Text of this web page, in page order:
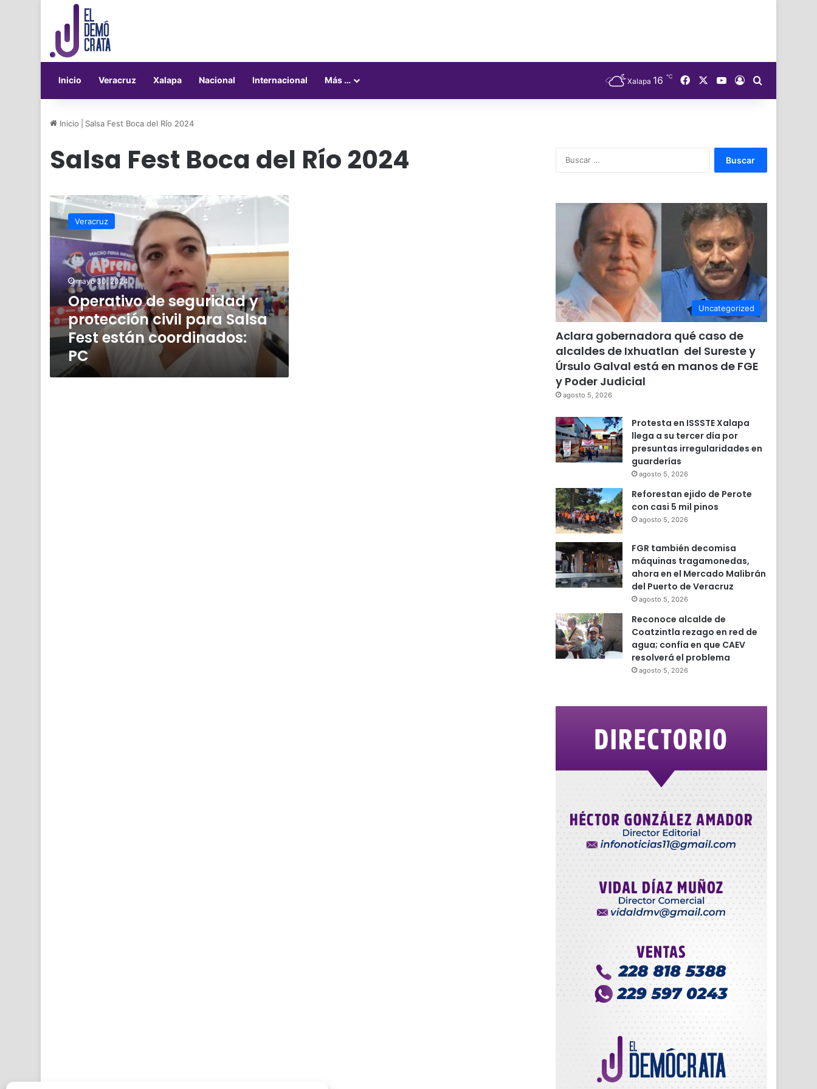
Inicio Veracruz Xalapa Nacional Internacional Más … Xalapa 16 ℃ FacebookYouTube
Acceso
Inicio Salsa Fest Boca del Río 2024
Salsa Fest Boca del Río 2024
Operativo
de
seguridad
y
protección
civil
Salsa
están
coordinados:
PC
Veracruz
mayo 30, 2024
Operativo de seguridad y
protección civil para Salsa
Fest están coordinados:
PC
Uncategorized
Aclara gobernadora qué caso de
alcaldes de Ixhuatlan del Sureste y
Úrsulo Galval está en manos de FGE
y Poder Judicial
agosto 5, 2026
Protesta en ISSSTE Xalapa
llega a su tercer día por
presuntas irregularidades en
guarderías
agosto 5, 2026
Reforestan ejido de Perote
con casi 5 mil pinos
agosto 5, 2026
FGR también decomisa
máquinas tragamonedas,
ahora en el Mercado Malibrán
del Puerto de Veracruz
agosto 5, 2026
Reconoce alcalde de
Coatzintla rezago en red de
agua; confía en que CAEV
resolverá el problema
agosto 5, 2026